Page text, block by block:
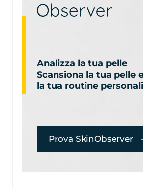
Analizza la tua pelle
Scansiona la tua pelle
la tua routine
Prova SkinObserver